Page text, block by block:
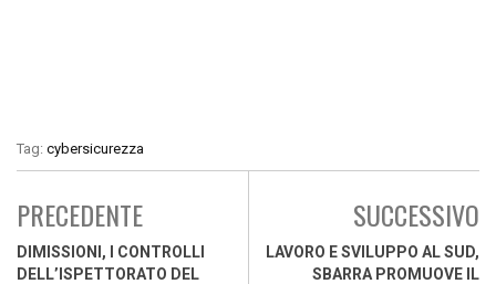
Tag: cybersicurezza
PRECEDENTE
DIMISSIONI, I CONTROLLI
DELL’ISPETTORATO DEL
SUCCESSIVO
LAVORO E SVILUPPO AL SUD,
SBARRA PROMUOVE IL